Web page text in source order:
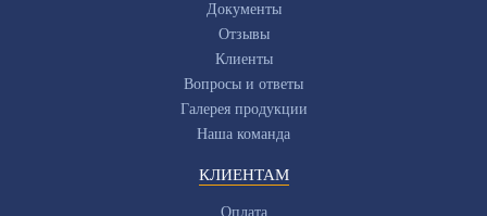
Документы
Отзывы
Клиенты
Вопросы и ответы
Галерея продукции
Наша команда
КЛИЕНТАМ
Оплата